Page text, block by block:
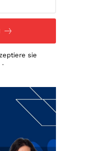
sie
.